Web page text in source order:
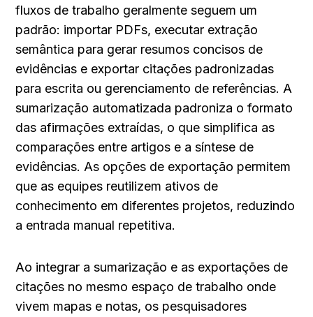
fluxos de trabalho geralmente seguem um
padrão: importar PDFs, executar extração
semântica para gerar resumos concisos de
evidências e exportar citações padronizadas
para escrita ou gerenciamento de referências. A
sumarização automatizada padroniza o formato
das afirmações extraídas, o que simplifica as
comparações entre artigos e a síntese de
evidências. As opções de exportação permitem
que as equipes reutilizem ativos de
conhecimento em diferentes projetos, reduzindo
a entrada manual repetitiva.
Ao integrar a sumarização e as exportações de
citações no mesmo espaço de trabalho onde
vivem mapas e notas, os pesquisadores